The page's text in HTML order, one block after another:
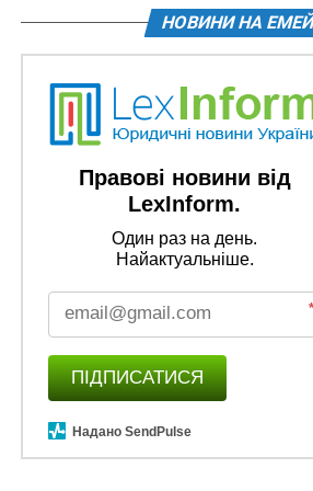
Посадовцям органів
оплачуватимуть додаткову
ПОВ'ЯЗАНІ ТЕМИ: EPIC
МІЖНАРОДНА
ОПЛАТА ПРАЦІ
РОЗПОРЯДЖЕННЯ КМУ
НАСТУПНА
Схвалено Концепцію комунікації
НЕ ПРОПУСТІТЬ
НОВИНИ НА
Правові новини від
LexInform.
Один раз на день.
Найактуальніше.
*
ПІДПИСАТИСЯ
Надано SendPulse